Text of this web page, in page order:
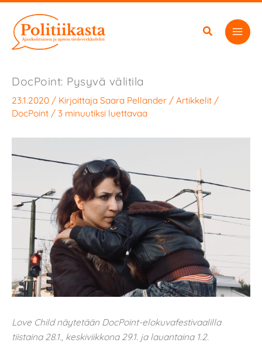
sisältöön
DocPoint: Pysyvä välitila
23.1.2020 / Kirjoittaja Saara Pellander / Artikkelit /
DocPoint / 3 minuutiksi luettavaa
Love Child näytetään DocPoint-elokuvafestivaalilla
tiistaina 28.1., keskiviikkona 29.1. ja lauantaina 1.2.